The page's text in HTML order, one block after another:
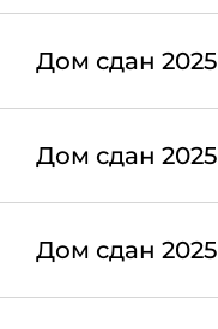
Дом сдан 2025
Дом сдан 2025
Дом сдан 2025